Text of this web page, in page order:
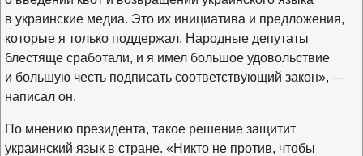
в украинские медиа. Это их инициатива и предложения,
которые я только поддержал. Народные депутаты
блестяще сработали, и я имел большое удовольствие
и большую честь подписать соответствующий закон», —
написал он.
По мнению президента, такое решение защитит
украинский язык в стране. «Никто не против, чтобы